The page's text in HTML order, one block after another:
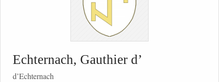
Echternach, Gauthier d’
d’Echternach